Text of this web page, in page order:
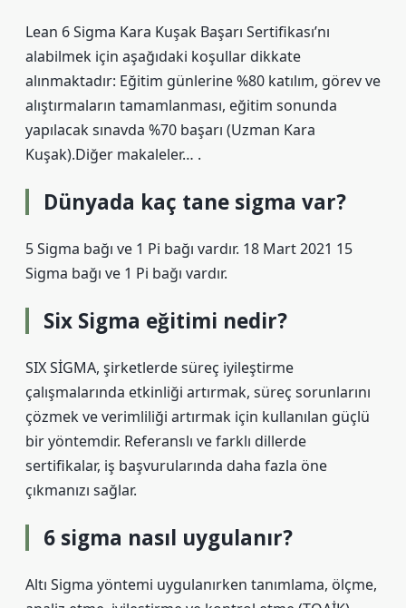
Lean 6 Sigma Kara Kuşak Başarı Sertifikası’nı
alabilmek için aşağıdaki koşullar dikkate
alınmaktadır: Eğitim günlerine %80 katılım, görev ve
alıştırmaların tamamlanması, eğitim sonunda
yapılacak sınavda %70 başarı (Uzman Kara
Kuşak).Diğer makaleler… .
Dünyada kaç tane sigma var?
5 Sigma bağı ve 1 Pi bağı vardır. 18 Mart 2021 15
Sigma bağı ve 1 Pi bağı vardır.
Six Sigma eğitimi nedir?
SIX SİGMA, şirketlerde süreç iyileştirme
çalışmalarında etkinliği artırmak, süreç sorunlarını
çözmek ve verimliliği artırmak için kullanılan güçlü
bir yöntemdir. Referanslı ve farklı dillerde
sertifikalar, iş başvurularında daha fazla öne
çıkmanızı sağlar.
6 sigma nasıl uygulanır?
Altı Sigma yöntemi uygulanırken tanımlama, ölçme,